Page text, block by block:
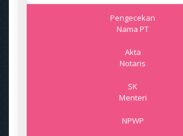
Pengecekan
Nama PT
Akta
Notaris
SK
Menteri
NPWP